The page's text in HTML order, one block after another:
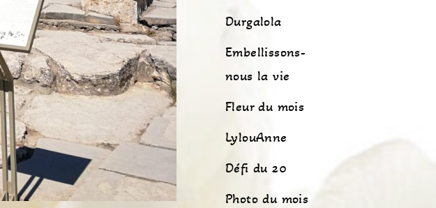
Durgalola
Embellissons-
nous la vie
Fleur du mois
LylouAnne
Défi du 20
Photo du mois